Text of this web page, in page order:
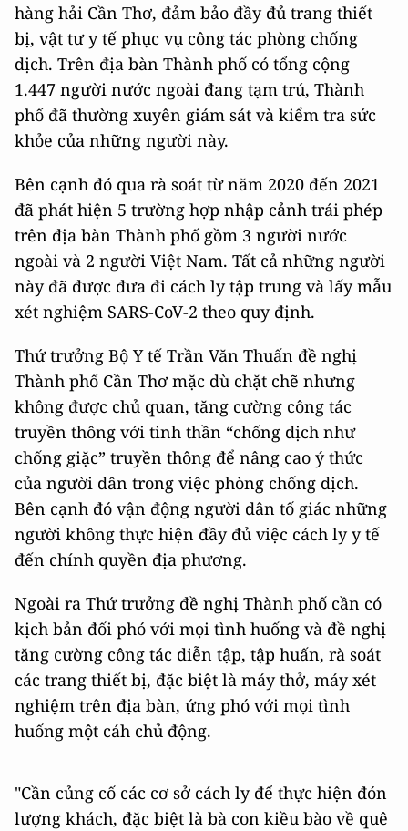
hàng hải Cần Thơ, đảm bảo đầy đủ trang thiết
bị, vật tư y tế phục vụ công tác phòng chống
dịch. Trên địa bàn Thành phố có tổng cộng
1.447 người nước ngoài đang tạm trú, Thành
phố đã thường xuyên giám sát và kiểm tra sức
khỏe của những người này.
Bên cạnh đó qua rà soát từ năm 2020 đến 2021
đã phát hiện 5 trường hợp nhập cảnh trái phép
trên địa bàn Thành phố gồm 3 người nước
ngoài và 2 người Việt Nam. Tất cả những người
này đã được đưa đi cách ly tập trung và lấy mẫu
xét nghiệm SARS-CoV-2 theo quy định.
Thứ trưởng Bộ Y tế Trần Văn Thuấn đề nghị
Thành phố Cần Thơ mặc dù chặt chẽ nhưng
không được chủ quan, tăng cường công tác
truyền thông với tinh thần “chống dịch như
chống giặc” truyền thông để nâng cao ý thức
của người dân trong việc phòng chống dịch.
Bên cạnh đó vận động người dân tố giác những
người không thực hiện đầy đủ việc cách ly y tế
đến chính quyền địa phương.
Ngoài ra Thứ trưởng đề nghị Thành phố cần có
kịch bản đối phó với mọi tình huống và đề nghị
tăng cường công tác diễn tập, tập huấn, rà soát
các trang thiết bị, đặc biệt là máy thở, máy xét
nghiệm trên địa bàn, ứng phó với mọi tình
huống một cáh chủ động.
"Cần củng cố các cơ sở cách ly để thực hiện đón
lượng khách, đặc biệt là bà con kiều bào về quê